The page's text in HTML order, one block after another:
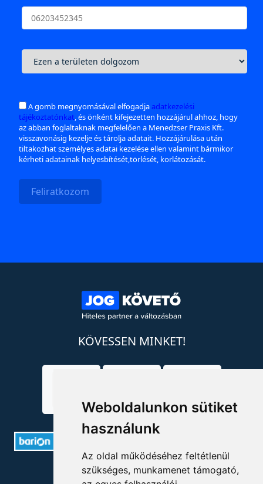
Weboldalunkon sütiket
használunk
Az oldal működéséhez feltétlenül
szükséges, munkamenet támogató,
A gomb megnyomásával elfogadjaadatkezelési
tájékoztatónkat, és önként kifejezetten hozzájárul ahhoz, hogy
az abban foglaltaknak megfelelően a Menedzser Praxis Kft.
visszavonásig kezelje és tárolja adatait. Hozzájárulása után
tiltakozhat személyes adatai kezelése ellen valamint bármikor
kérheti adatainak helyesbítését,törlését, korlátozását.
Feliratkozom
KÖVESSEN MINKET!
ELÉRHETŐSÉGEK